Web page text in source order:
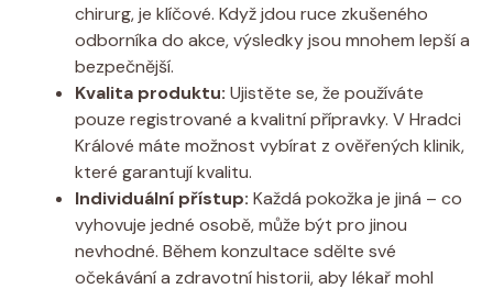
chirurg, je klíčové. Když jdou ruce zkušeného
odborníka do akce, výsledky jsou mnohem lepší a
bezpečnější.
Kvalita produktu: Ujistěte se, že používáte
pouze registrované a kvalitní přípravky. V Hradci
Králové máte možnost vybírat z ověřených klinik,
které garantují kvalitu.
Individuální přístup: Každá pokožka je jiná – co
vyhovuje jedné osobě, může být pro jinou
nevhodné. Během konzultace sdělte své
očekávání a zdravotní historii, aby lékař mohl